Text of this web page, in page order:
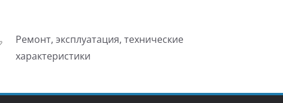
Ремонт, эксплуатация, технические
характеристики